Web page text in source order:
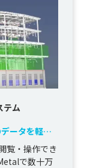
テム
ータを軽快
覧・操作でき
で数十万